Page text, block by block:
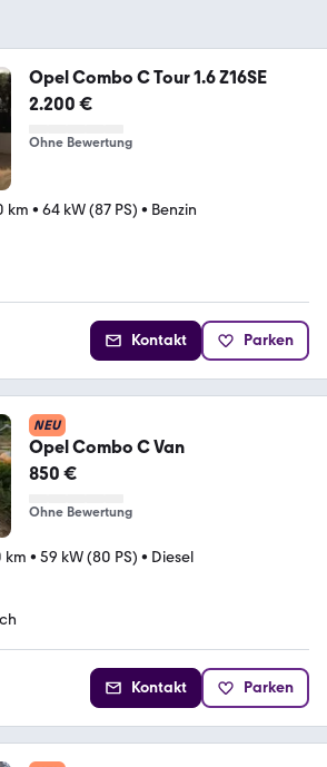
Opel Combo C Tour 1.6 Z16SE
2.200 €
Ohne Bewertung
km • 64 kW (87 PS) • Benzin
Kontakt Parken
NEU
Opel Combo C Van
850 €
Ohne Bewertung
km • 59 kW (80 PS) • Diesel
Kontakt Parken